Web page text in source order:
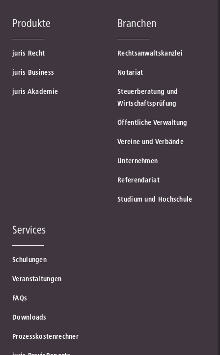
Produkte
juris Recht
juris Business
juris Akademie
Branchen
Rechtsanwaltskanzlei
Notariat
Steuerberatung und
Wirtschaftsprüfung
Öffentliche Verwaltung
Vereine und Verbände
Unternehmen
Referendariat
Studium und Hochschule
Services
Schulungen
Veranstaltungen
FAQs
Downloads
Prozesskostenrechner